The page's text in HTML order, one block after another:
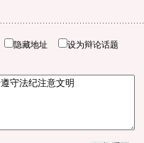
隐藏地址 设为辩论话题